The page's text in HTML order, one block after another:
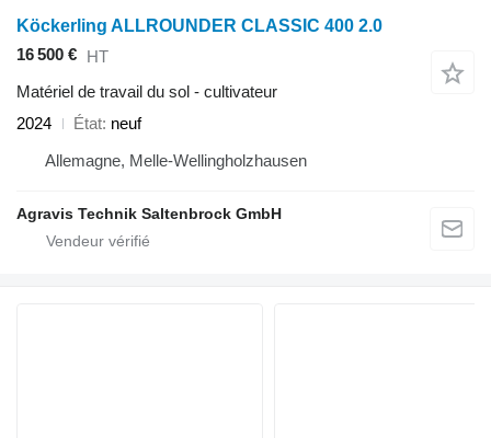
Köckerling ALLROUNDER CLASSIC 400 2.0
16 500 € HT
Matériel de travail du sol - cultivateur
2024
État neuf
Allemagne, Melle-Wellingholzhausen
Agravis Technik Saltenbrock GmbH